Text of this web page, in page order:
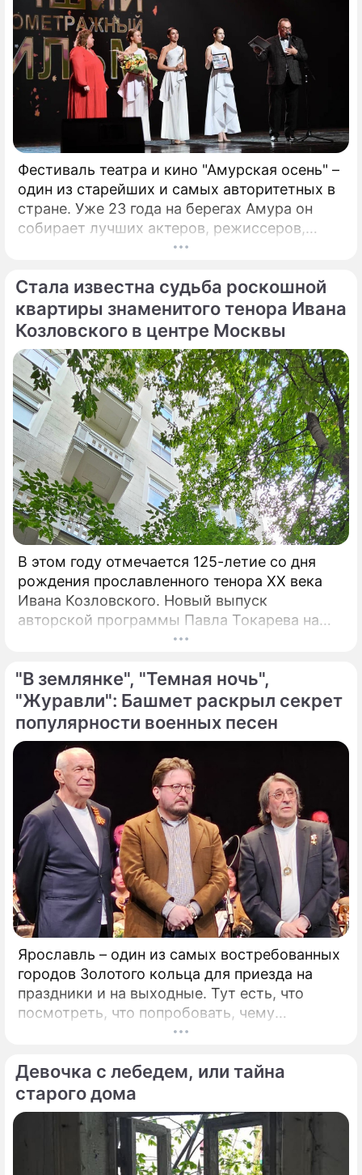
городов России.
Фестиваль театра и кино "Амурская осень" –
один из старейших и самых авторитетных в
стране. Уже 23 года на берегах Амура он
собирает лучших актеров, режиссеров,
который проходит в Благовещенске, назвал
победителей. Это те ленты и спектакли,
которые обязательно надо посмотреть!
Зрителями фестиваля стали больше 17
тысяч человек, а гостями – свыше 400
человек.
Стала известна судьба роскошной
квартиры знаменитого тенора Ивана
Козловского в центре Москвы
В этом году отмечается 125-летие со дня
рождения прославленного тенора XX века
Ивана Козловского. Новый выпуск
авторской программы Павла Токарева на
платформе VK "Сады искусств" посвящен
столетия Козловский являлся не просто
популярным певцом, а считался богом и
идолом для всего советского народа", –
говорит Токарев.
"В землянке", "Темная ночь",
"Журавли": Башмет раскрыл секрет
популярности военных песен
Ярославль – один из самых востребованных
городов Золотого кольца для приезда на
праздники и на выходные. Тут есть, что
посмотреть, что попробовать, чему
удивиться. Популяризации города во многом
на протяжении 17 лет устраивает тут
Международный музыкальный фестиваль.
Этот форум, который проводит самый
известный альтист и дирижер страны, –
явление уникальное.
Девочка с лебедем, или тайна
старого дома